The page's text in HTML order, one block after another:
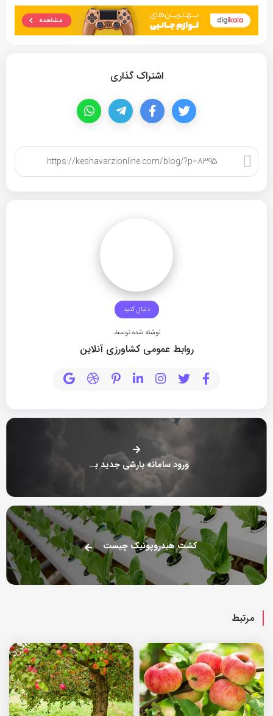
اشتراک گذاری
دنبال کنید
نوشته شده توسط:
روابط عمومی کشاورزی آنلاین
ورود سامانه بارشی جدید به کشور
کشت هیدروپونیک چیست
مرتبط